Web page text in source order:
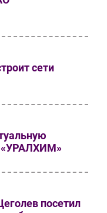
сети
«УРАЛХИМ»
посетил